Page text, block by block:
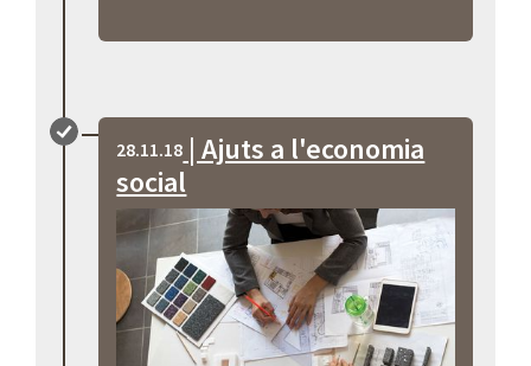
28.11.18 | Ajuts a l'economia
social